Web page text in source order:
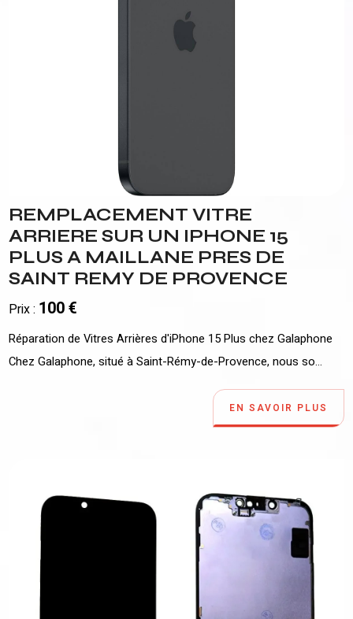
REMPLACEMENT VITRE
ARRIERE SUR UN IPHONE 15
PLUS A MAILLANE PRES DE
SAINT REMY DE PROVENCE
Prix : 100 €
Réparation de Vitres Arrières d'iPhone 15 Plus chez Galaphone
Chez Galaphone, situé à Saint-Rémy-de-Provence, nous so...
EN SAVOIR PLUS